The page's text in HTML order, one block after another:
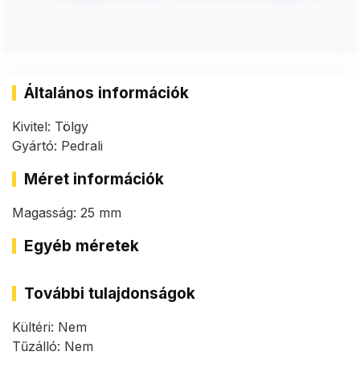
Általános információk
Kivitel: Tölgy
Gyártó: Pedrali
Méret információk
Magasság: 25 mm
Egyéb méretek
További tulajdonságok
Kültéri: Nem
Tűzálló: Nem